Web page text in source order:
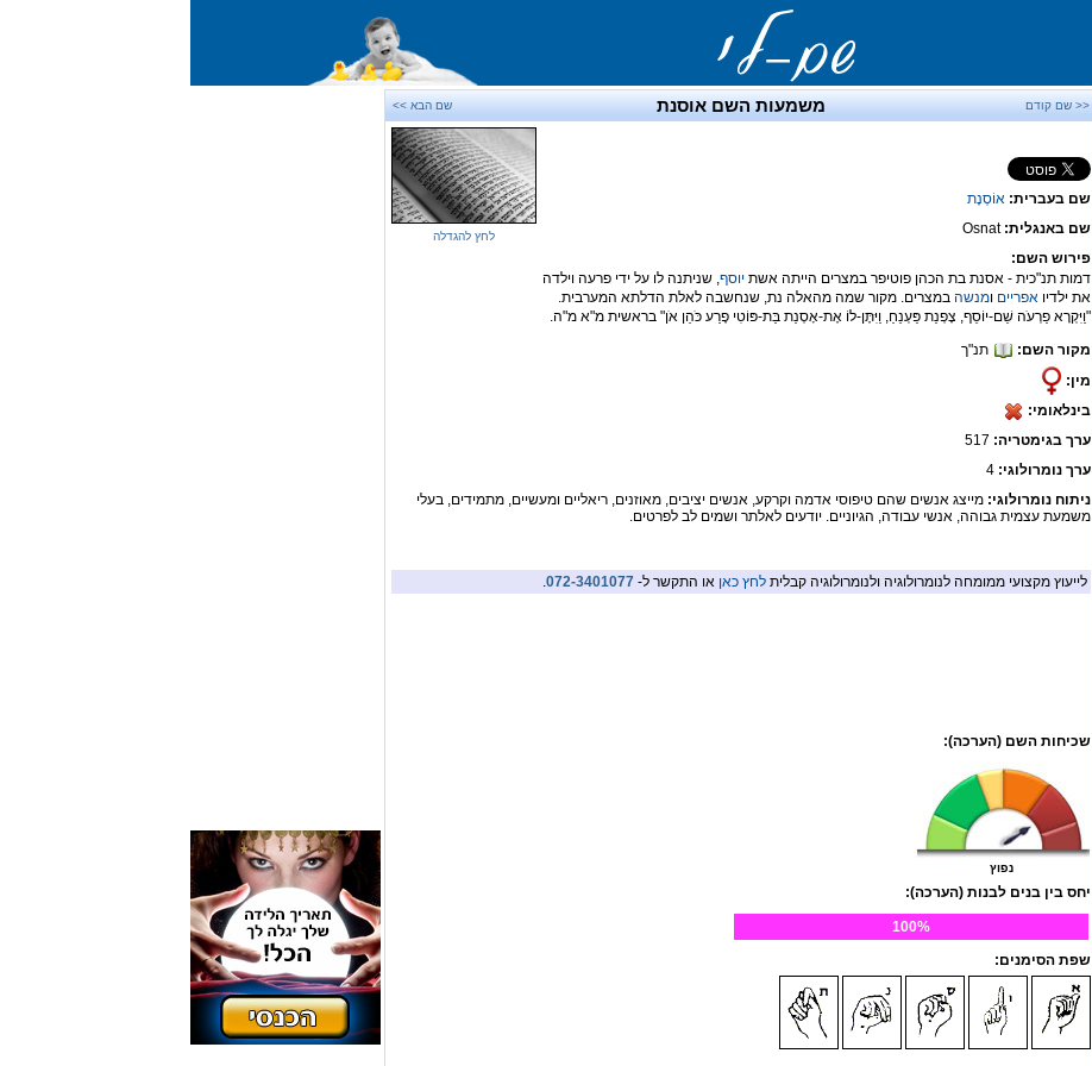
<< שם קודם משמעות השם אוסנת שם הבא >>
שם בעברית: אוֹסְנָת
שם באנגלית:Osnat
פירוש השם:
דמות תנ"כית - אסנת בת הכהן פוטיפר במצרים הייתה אשת יוסף, שניתנה לו על ידי פרעה וילדה
את ילדיו אפריים ומנשה במצרים. מקור שמה מהאלה נת, שנחשבה לאלת הדלתא המערבית.
"וַיִּקְרָא פַרְעֹה שֵׁם-יוֹסֵף, צָפְנַת פַּעְנֵחַ, וַיִּתֶּן-לוֹ אֶת-אָסְנַת בַּת-פּוֹטִי פֶרַע כֹּהֵן אֹן" בראשית מ"א מ"ה.
מקור השם:
תנ"ך
מין:
בינלאומי:
ערך בגימטריה:
ערך נומרולוגי: 4
לחץ להגדלה
ניתוח נומרולוגי: מייצג אנשים שהם טיפוסי אדמה וקרקע, אנשים יציבים, מאוזנים, ריאליים ומעשיים, מתמידים, בעלי
משמעת עצמית גבוהה, אנשי עבודה, הגיוניים. יודעים לאלתר ושמים לב לפרטים.
לייעוץ מקצועי ממומחה לנומרולוגיה ולנומרולוגיה קבלית לחץ כאן או התקשר ל- 072-3401077
.
שכיחות השם (הערכה):
נפוץ
יחס בין בנים לבנות (הערכה):
100%
שפת הסימנים: